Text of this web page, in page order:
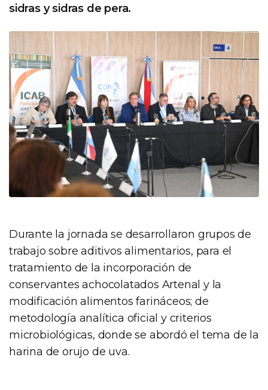
sidras y sidras de pera.
Durante la jornada se desarrollaron grupos de
trabajo sobre aditivos alimentarios, para el
tratamiento de la incorporación de
conservantes achocolatados Artenal y la
modificación alimentos farináceos; de
metodología analítica oficial y criterios
microbiológicas, donde se abordó el tema de la
harina de orujo de uva.